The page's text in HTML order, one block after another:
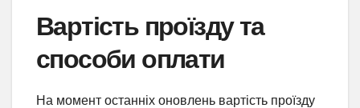
Вартість проїзду та
способи оплати
На момент останніх оновлень вартість проїзду